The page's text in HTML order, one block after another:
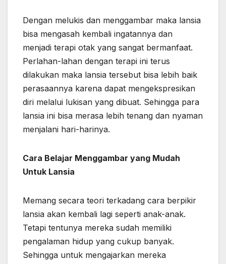
Dengan melukis dan menggambar maka lansia
bisa mengasah kembali ingatannya dan
menjadi terapi otak yang sangat bermanfaat.
Perlahan-lahan dengan terapi ini terus
dilakukan maka lansia tersebut bisa lebih baik
perasaannya karena dapat mengekspresikan
diri melalui lukisan yang dibuat. Sehingga para
lansia ini bisa merasa lebih tenang dan nyaman
menjalani hari-harinya.
Cara Belajar Menggambar yang Mudah
Untuk Lansia
Memang secara teori terkadang cara berpikir
lansia akan kembali lagi seperti anak-anak.
Tetapi tentunya mereka sudah memiliki
pengalaman hidup yang cukup banyak.
Sehingga untuk mengajarkan mereka